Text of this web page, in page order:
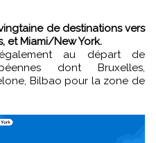
et Miami/New York.
au départ de
dont Bruxelles,
Bilbao pour la zone de